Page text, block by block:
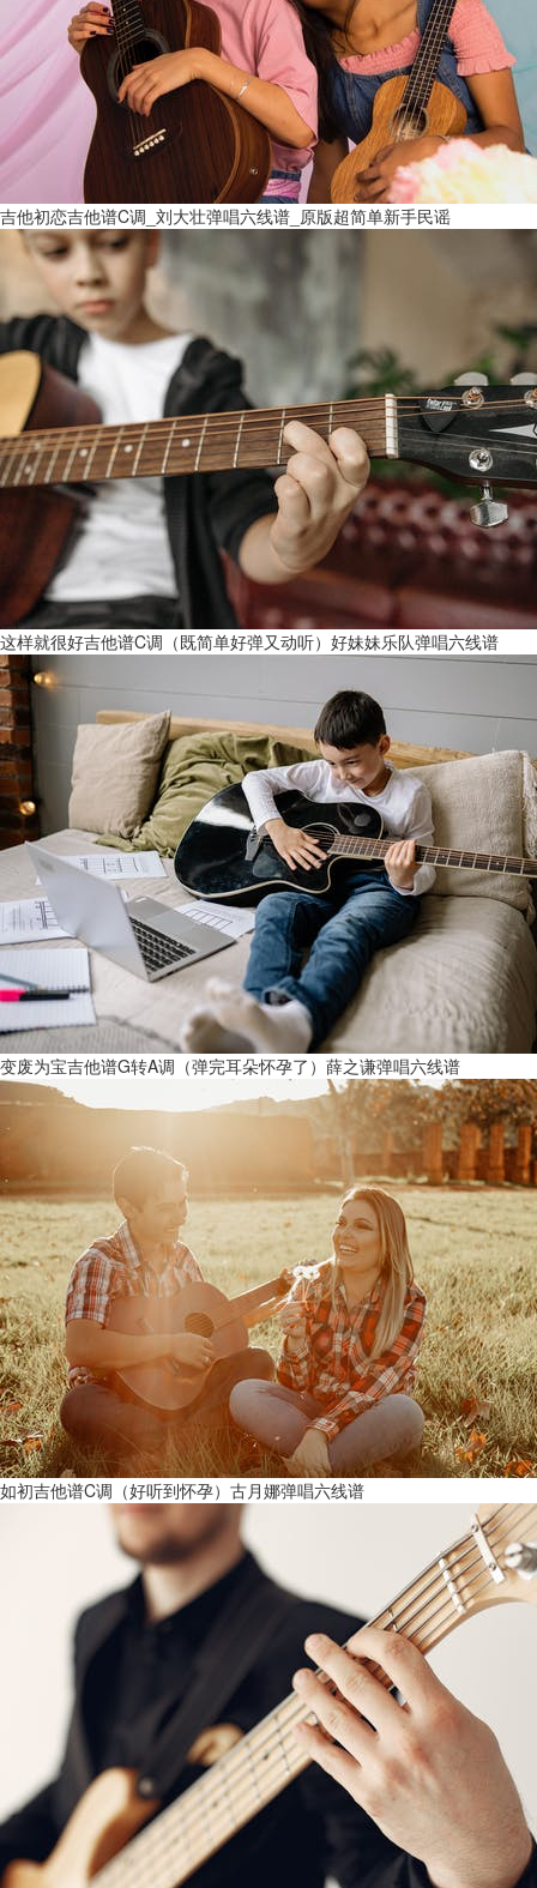
吉他初恋吉他谱C调_刘大壮弹唱六线谱_原版超简单新手民谣
这样就很好吉他谱C调（既简单好弹又动听）好妹妹乐队弹唱六线谱
变废为宝吉他谱G转A调（弹完耳朵怀孕了）薛之谦弹唱六线谱
如初吉他谱C调（好听到怀孕）古月娜弹唱六线谱